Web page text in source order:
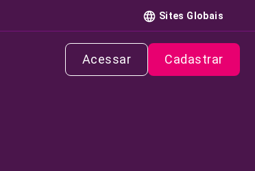
Sites Globais
Acessar Cadastrar